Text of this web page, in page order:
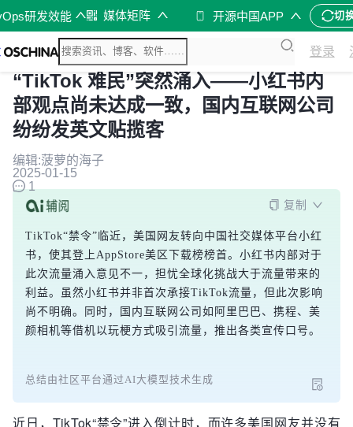
研发效能 媒体矩阵 开源中国APP 切
登录
“TikTok 难民”突然涌入——小红书内
部观点尚未达成一致，国内互联网公司
纷纷发英文贴揽客
编辑:菠萝的海子
2025-01-15
1
复制
TikTok“禁令”临近，美国网友转向中国社交媒体平台小红
书，使其登上AppStore美区下载榜榜首。小红书内部对于
此次流量涌入意见不一，担忧全球化挑战大于流量带来的
利益。虽然小红书并非首次承接TikTok流量，但此次影响
尚不明确。同时，国内互联网公司如阿里巴巴、携程、美
颜相机等借机以玩梗方式吸引流量，推出各类宣传口号。
总结由社区平台通过AI大模型技术生成
近日，TikTok“禁令”进入倒计时，而许多美国网友并没有